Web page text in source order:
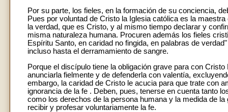
Por su parte, los fieles, en la formación de su conciencia,
Pues por voluntad de Cristo la Iglesia católica es la
la verdad, que es Cristo, y al mismo tiempo declarar y
misma naturaleza humana. Procuren además los fieles
Espíritu Santo, en caridad no fingida, en palabras de
incluso hasta el derramamiento de sangre.
Porque el discípulo tiene la obligación grave para con
anunciarla fielmente y de defenderla con valentía,
embargo, la caridad de Cristo le acucia para que trate con
ignorancia de la fe . Deben, pues, tenerse en cuenta tanto
como los derechos de la persona humana y la medida de
recibir y profesar voluntariamente la fe.